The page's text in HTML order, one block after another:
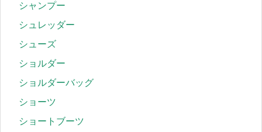
シャンプー
シュレッダー
シューズ
ショルダー
ショルダーバッグ
ショーツ
ショートブーツ